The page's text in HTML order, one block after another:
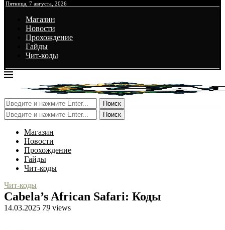
Пятница, 7 августа, 2026
Магазин
Новости
Прохождение
Гайды
Чит-коды
Поиск
Поиск
Магазин
Новости
Прохождение
Гайды
Чит-коды
Чит-коды
Cabela’s African Safari: Коды
14.03.2025 79 views